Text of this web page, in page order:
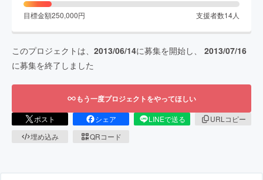
目標金額250,000円 支援者数14人
このプロジェクトは、 2013/06/14に募集を開始し、 2013/07/16
に募集を終了しました
もう一度プロジェクトをやってほしい
ポスト シェア LINEで送る
URLコピー
埋め込み
QRコード